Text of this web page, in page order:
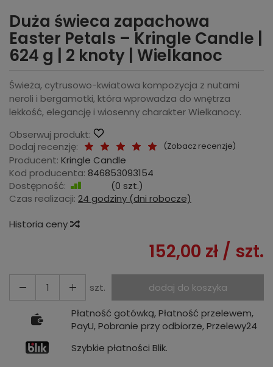
Duża świeca zapachowa
Easter Petals – Kringle Candle |
624 g | 2 knoty | Wielkanoc
Świeża, cytrusowo-kwiatowa kompozycja z nutami
neroli i bergamotki, która wprowadza do wnętrza
lekkość, elegancję i wiosenny charakter Wielkanocy.
Obserwuj produkt:
Dodaj recenzję:
(Zobacz recenzje)
Producent: Kringle Candle
Kod producenta: 846853093154
Dostępność:
(0 szt.)
Czas realizacji: 24 godziny (dni robocze)
Historia ceny
152,00 zł / szt.
szt.
dodaj do koszyka
Płatność gotówką, Płatność przelewem,
PayU, Pobranie przy odbiorze, Przelewy24
Szybkie płatności Blik.